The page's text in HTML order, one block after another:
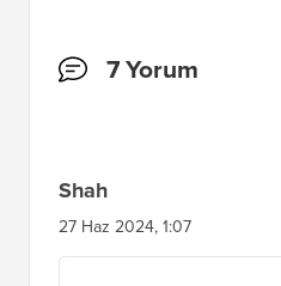
Okuyucu
7 Yorum
Shah
27 Haz 2024, 1:07